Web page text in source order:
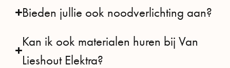
Bieden jullie ook noodverlichting aan?
Kan ik ook materialen huren bij Van
Lieshout Elektra?